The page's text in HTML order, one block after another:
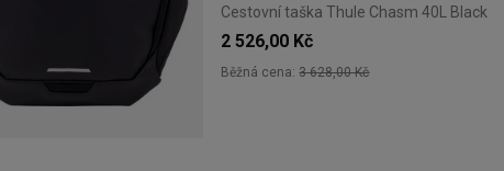
Cestovní taška Thule Chasm 40L Black
2 526,00 Kč
Běžná cena:3 628,00 Kč